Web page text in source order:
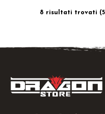
8 risultati trovati